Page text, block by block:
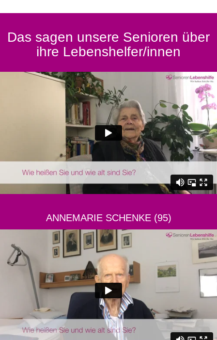
Das sagen unsere Senioren über
ihre Lebenshelfer/innen
ANNEMARIE SCHENKE (95)